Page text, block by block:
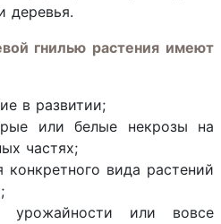
деревья.
гнилью растения имеют
в развитии;
или белые некрозы на
частях;
конкретного вида растений
урожайности или вовсе